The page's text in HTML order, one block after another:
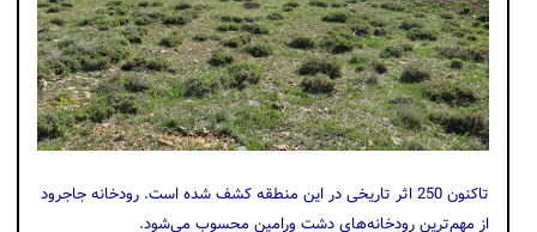
تاکنون 250 اثر تاریخی در این منطقه کشف شده است. رودخانه جاجرود
از مهم‌ترین رودخانه‌های دشت ورامین محسوب می‌شود.